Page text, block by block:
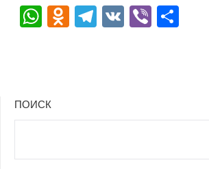
WhatsApp
Odnoklassniki
Telegram
VKViber
ПОИСК